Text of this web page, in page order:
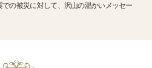
の被災に対して、沢山の温かいメッセー